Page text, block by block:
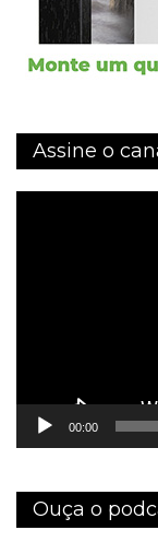
Assine o
00:00
Ouça o